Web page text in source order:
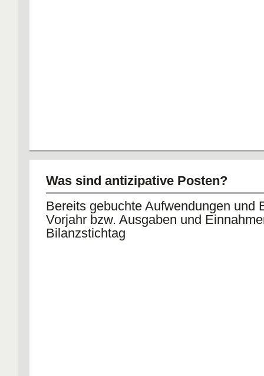
Was sind antizipative Posten?
Bereits gebuchte Aufwendungen und
Vorjahr bzw. Ausgaben und
Bilanzstichtag